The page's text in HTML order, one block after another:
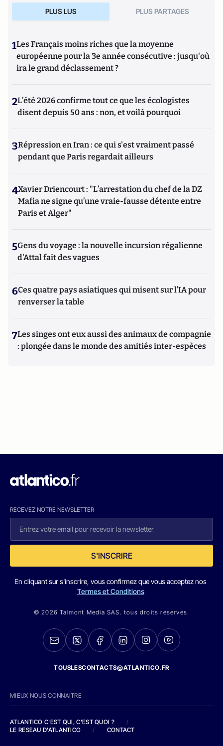
PLUS LUS PLUS PARTAGES
1Les Français moins riches que la moyenne
européenne pour la 3e année consécutive : jusqu'où
ira le grand déclassement ?
2L’été 2026 confirme tout ce que les écologistes
disent depuis 50 ans : non, et voilà pourquoi
3Répression en Iran : ce qui s'est vraiment passé
pendant que Paris regardait ailleurs
4Xavier Driencourt : "L’arrestation du chef de la DZ
Mafia ne signe qu’une vraie-fausse détente entre
Paris et Alger"
5Gens du voyage : la nouvelle incursion régalienne
d'Attal fait des vagues
6Ces quatre pays asiatiques qui misent sur l’IA pour
renverser la table
7Les singes ont eux aussi des animaux de compagnie
: plongée dans le monde des amitiés inter-espèces
RECEVEZ NOTRE NEWSLETTER
S'INSCRIRE
En cliquant sur s'inscrire, vous confirmez que vous acceptez nos
Termes et Conditions
© 2026 Talmont Media SAS. tous droits réservés.
TOUSLESCONTACTS@ATLANTICO.FR
MIEUX NOUS CONNAITRE
ATLANTICO C'EST QUI, C'EST QUOI ?
/
LE RESEAU D'ATLANTICO
/ CONTACT